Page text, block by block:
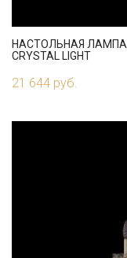
НАСТОЛЬНАЯ ЛАМПА
CRYSTAL LIGHT
21 644 руб.